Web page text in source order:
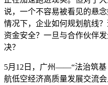
说，一个不容易被看见的悬
情况下，企业如何规划航线
资金安全？一旦与合作伙伴
决？
5月12日，广州——“法治筑基
航低空经济高质量发展交流